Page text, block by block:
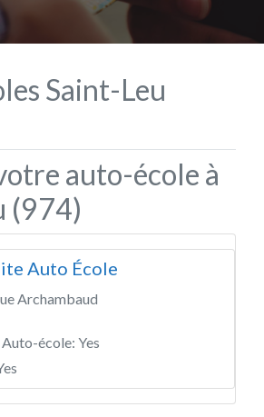
Saint-Leu
auto-école à
(974)
Auto École
Archambaud
école: Yes